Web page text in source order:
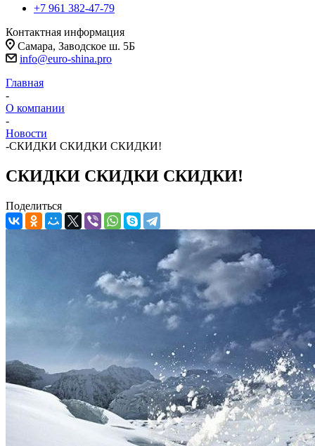
+7 961 382-47-79
Контактная информация
Самара, Заводское ш. 5Б
info@euro-shina.pro
Главная
-
О компании
-
Новости
-СКИДКИ СКИДКИ СКИДКИ!
СКИДКИ СКИДКИ СКИДКИ!
Поделиться